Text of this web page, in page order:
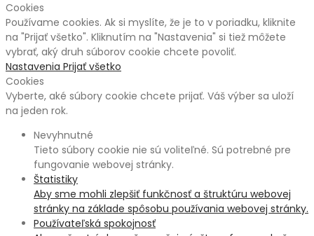
Cookies
Používame cookies. Ak si myslíte, že je to v poriadku, kliknite
na "Prijať všetko". Kliknutím na "Nastavenia" si tiež môžete
vybrať, aký druh súborov cookie chcete povoliť.
Nastavenia Prijať všetko
Cookies
Vyberte, aké súbory cookie chcete prijať. Váš výber sa uloží
na jeden rok.
Nevyhnutné
Tieto súbory cookie nie sú voliteľné. Sú potrebné pre
fungovanie webovej stránky.
Štatistiky
Aby sme mohli zlepšiť funkčnosť a štruktúru webovej
stránky na základe spôsobu používania webovej stránky.
Používateľská spokojnosť